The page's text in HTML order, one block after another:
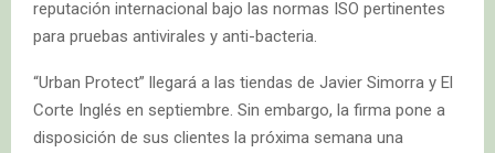
reputación internacional bajo las normas ISO pertinentes
para pruebas antivirales y anti-bacteria.
“Urban Protect” llegará a las tiendas de Javier Simorra y El
Corte Inglés en septiembre. Sin embargo, la firma pone a
disposición de sus clientes la próxima semana una